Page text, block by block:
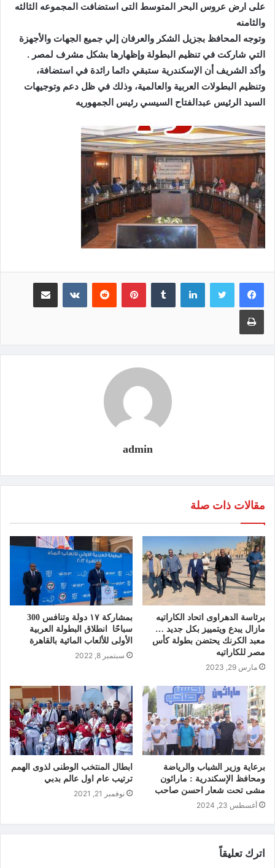
على ارض عروس البحر المتوسط التى استضافت المجموعه الثالثه
والثامنه
وتوجه المحافظ بجزيل الشكر والعرفان إلي جميع الجهات والأجهزة
التي شاركت في تنظيم البطولة وإظهارها بشكل مشرف لمصر .
وأكد الشريف أن الإسكندرية ستبقي دائما رائدة في استضافة،
وتنظيم البطولات العربية والعالمية، وذلك في ظل دعم وتوجيهات
السيد الرئيس عبدالفتاح السيسي رئيس الجمهوريه
لينكدإن بينتيريست
admin
مقالات ذات صلة
برئاسة الدهراوى اتحاد الكاراتيه
مازال يبدع ويتمييز بكل جديد …
معبد الكرنك يحتضن بطولة كأس
مصر للكاراتيه
مارس 29, 2023
بمشاركة ١٧ دولة وتنافس 300
سباحًا انطلاق البطولة العربية
الأولى للألعاب المائية بالقاهرة
سبتمبر 8, 2022
برعاية وزير الشباب والرياضة
ومحافظ الإسكندرية : ماراثون
مشى تحت شعار احسن صاحب
أغسطس 23, 2024
ابطال المنتخب الوطنى لذوى الهمم
ترتيب عام اول عالم بدبي
نوفمبر 21, 2021
اترك تعليقاً